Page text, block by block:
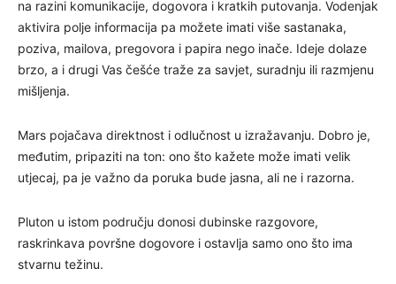
na razini komunikacije, dogovora i kratkih putovanja. Vodenjak
aktivira polje informacija pa možete imati više sastanaka,
poziva, mailova, pregovora i papira nego inače. Ideje dolaze
brzo, a i drugi Vas češće traže za savjet, suradnju ili razmjenu
mišljenja.
Mars pojačava direktnost i odlučnost u izražavanju. Dobro je,
međutim, pripaziti na ton: ono što kažete može imati velik
utjecaj, pa je važno da poruka bude jasna, ali ne i razorna.
Pluton u istom području donosi dubinske razgovore,
raskrinkava površne dogovore i ostavlja samo ono što ima
stvarnu težinu.